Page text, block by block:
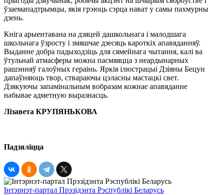
ўзаемападтрымцы, якія грэюць сэрца нават у самы пахмурны
дзень.
Кніга арыентавана на дзяцей дашкольнага і малодшага
школьнага ўзросту і змяшчае дзесяць кароткіх апавяданняў.
Выданне добра падыходзіць для сямейнага чытання, калі ва
ўтульнай атмасферы можна пасмяяцца з неардынарных
рашэнняў галоўных гераінь. Яркія ілюстрацыі Дзіяны Бецун
дапаўняюць твор, ствараючы цэласны мастацкі свет.
Дзякуючы запамінальным вобразам кожнае апавяданне
набывае адметную выразнасць.
Лізавета КРУПЯНЬКОВА
Падзяліцца
Інтэрнэт-партал Прэзідэнта Рэспублікі Беларусь